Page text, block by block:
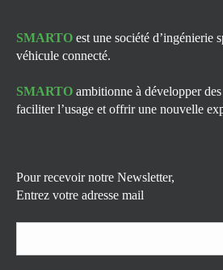
SMARTO est une société d’ingénierie
véhicule connecté.
SMARTO ambitionne à développer
faciliter l’usage et offrir une nouvelle
Pour recevoir notre Newsletter,
Entrez votre adresse mail